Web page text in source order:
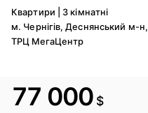
Квартири
3 кімнатні
м. Чернігів, Деснянський м-н,
ТРЦ МегаЦентр
77 000 $